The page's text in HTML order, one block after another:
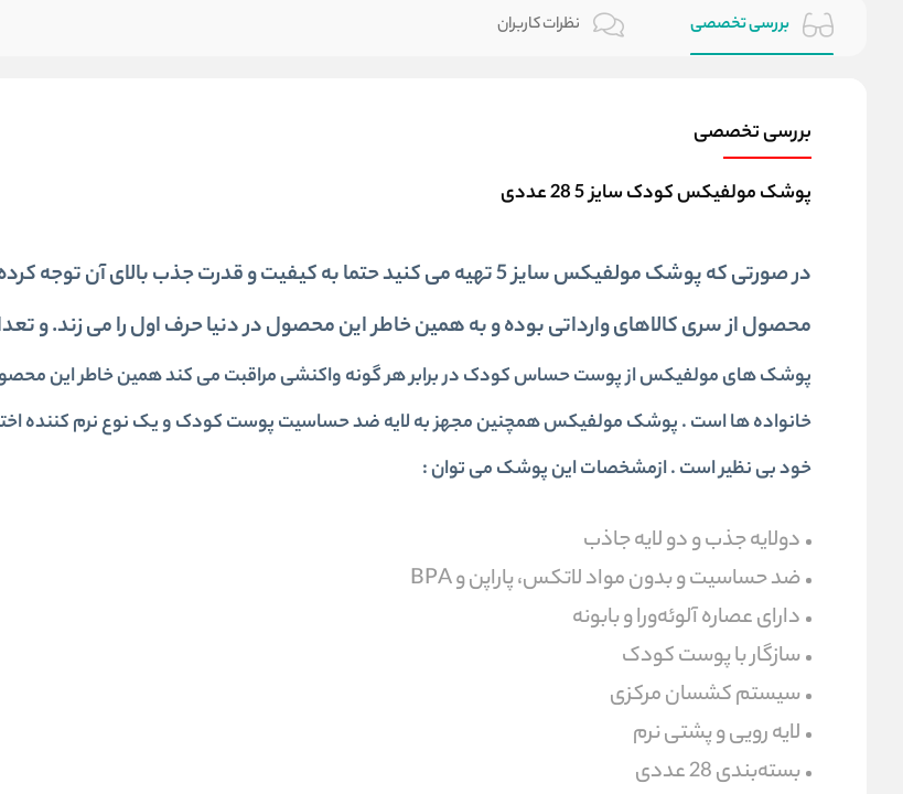
بررسی تخصصی نظرات کاربران
بررسی تخصصی
پوشک مولفیکس کودک سایز 5 28 عددی
در صورتی که پوشک مولفیکس سایز 5 تهیه می کنید حتما به کیفیت و قدرت جذب بالای آن
محصول از سری کالاهای وارداتی بوده و به همین خاطر این محصول در دنیا حرف اول را می زند. و تعداد آن
پوشک های مولفیکس از پوست حساس کودک در برابر هر گونه واکنشی مراقبت می کند همین خاطر این
خانواده ها است . پوشک مولفیکس همچنین مجهز به لایه ضد حساسیت پوست کودک و یک نوع نرم کننده
خود بی نظیر است . ازمشخصات این پوشک می توان :
دولایه جذب و دو لایه جاذب
ضد حساسیت و بدون مواد لاتکس، پاراپن و BPA
دارای عصاره آلوئه‌ورا و بابونه
سازگار با پوست کودک
سیستم کشسان مرکزی
لایه رویی و پشتی نرم
بسته‌بندی 28 عددی